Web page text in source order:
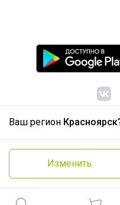
Ваш регион
Изменить
© ООО "Лявита",
Политика